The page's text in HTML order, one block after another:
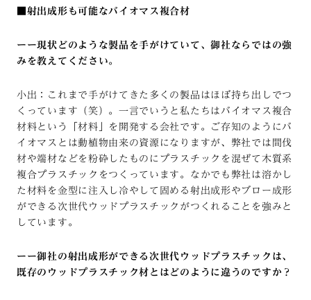
■射出成形も可能なバイオマス複合材
ーー現状どのような製品を手がけていて、御社ならではの強
みを教えてください。
小出：これまで手がけてきた多くの製品はほぼ持ち出しでつ
くっています（笑）。一言でいうと私たちはバイオマス複合
材料という「材料」を開発する会社です。ご存知のようにバ
イオマスとは動植物由来の資源になりますが、弊社では間伐
材や端材などを粉砕したものにプラスチックを混ぜて木質系
複合プラスチックをつくっています。なかでも弊社は溶かし
た材料を金型に注入し冷やして固める射出成形やブロー成形
ができる次世代ウッドプラスチックがつくれることを強みと
しています。
ーー御社の射出成形ができる次世代ウッドプラスチックは、
既存のウッドプラスチック材とはどのように違うのですか？